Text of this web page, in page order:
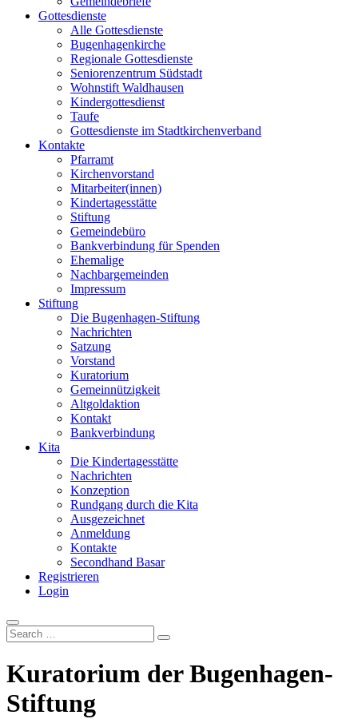
Gottesdienste
Alle Gottesdienste
Bugenhagenkirche
Regionale Gottesdienste
Seniorenzentrum Südstadt
Wohnstift Waldhausen
Kindergottesdienst
Taufe
Gottesdienste im Stadtkirchenverband
Kontakte
Pfarramt
Kirchenvorstand
Mitarbeiter(innen)
Kindertagesstätte
Stiftung
Gemeindebüro
Bankverbindung für Spenden
Ehemalige
Nachbargemeinden
Impressum
Stiftung
Die Bugenhagen-Stiftung
Nachrichten
Satzung
Vorstand
Kuratorium
Gemeinnützigkeit
Altgoldaktion
Kontakt
Bankverbindung
Kita
Die Kindertagesstätte
Nachrichten
Konzeption
Rundgang durch die Kita
Ausgezeichnet
Anmeldung
Kontakte
Secondhand Basar
Registrieren
Login
Search
…
Kuratorium der Bugenhagen-
Stiftung